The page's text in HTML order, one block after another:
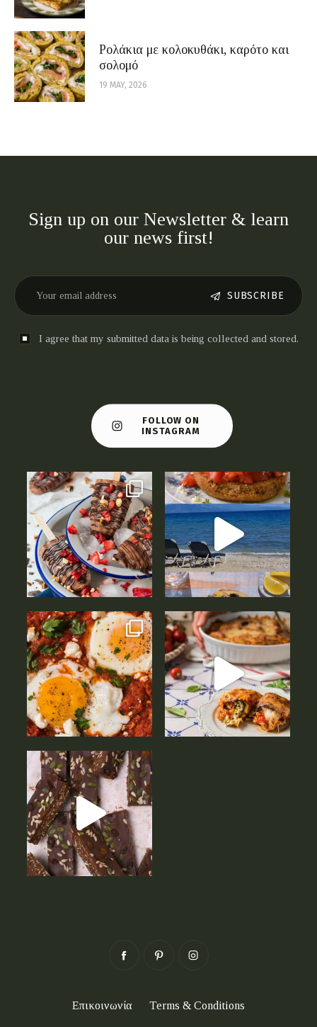
Ρολάκια με κολοκυθάκι, καρότο και
σολομό
19 MAY, 2026
Sign up on our Newsletter & learn
our news first!
SUBSCRIBE
I agree that my submitted data is being collected and stored.
FOLLOW ON
INSTAGRAM
Επικοινωνία Terms & Conditions